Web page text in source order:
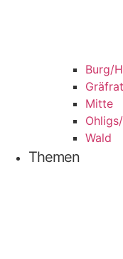
Burg/​
Mit­te
Wald
The­men